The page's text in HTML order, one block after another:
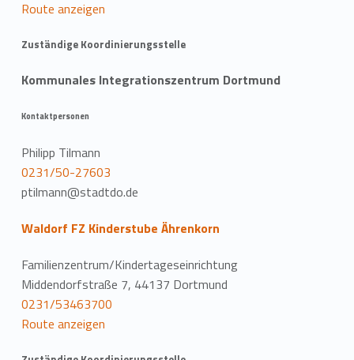
Route anzeigen
Zuständige Koordinierungsstelle
Kommunales Integrationszentrum Dortmund
Kontaktpersonen
Philipp Tilmann
0231/50-27603
ptilmann@stadtdo.de
Waldorf FZ Kinderstube Ährenkorn
Familienzentrum/Kindertageseinrichtung
Middendorfstraße 7, 44137 Dortmund
0231/53463700
Route anzeigen